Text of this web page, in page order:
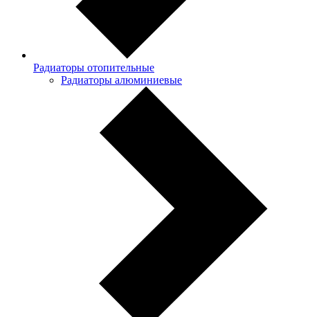
Радиаторы отопительные
Радиаторы алюминиевые